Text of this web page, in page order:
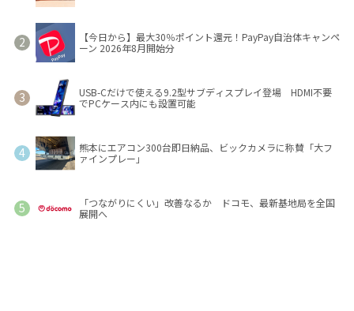
【今日から】最大30％ポイント還元！PayPay自治体キャンペ
ーン 2026年8月開始分
USB-Cだけで使える9.2型サブディスプレイ登場 HDMI不要
でPCケース内にも設置可能
熊本にエアコン300台即日納品、ビックカメラに称賛「大フ
ァインプレー」
「つながりにくい」改善なるか ドコモ、最新基地局を全国
展開へ